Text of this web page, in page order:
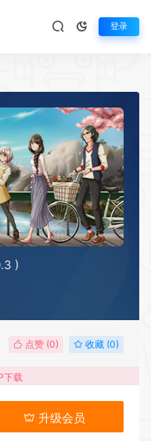
登录
)
点赞 (0) 收藏 (0)
下载
升级会员